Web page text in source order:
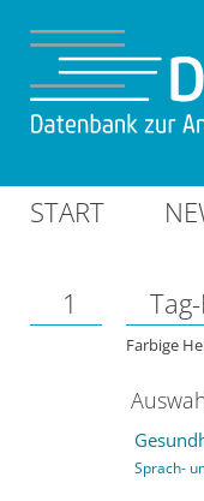
START
1
Farbige
Sprach-